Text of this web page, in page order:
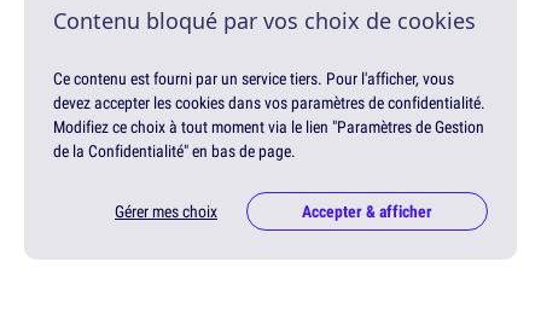
Contenu bloqué par vos choix de cookies
Ce contenu est fourni par un service tiers. Pour l'afficher, vous
devez accepter les cookies dans vos paramètres de confidentialité.
Modifiez ce choix à tout moment via le lien "Paramètres de Gestion
de la Confidentialité" en bas de page.
Gérer mes choix Accepter & afficher